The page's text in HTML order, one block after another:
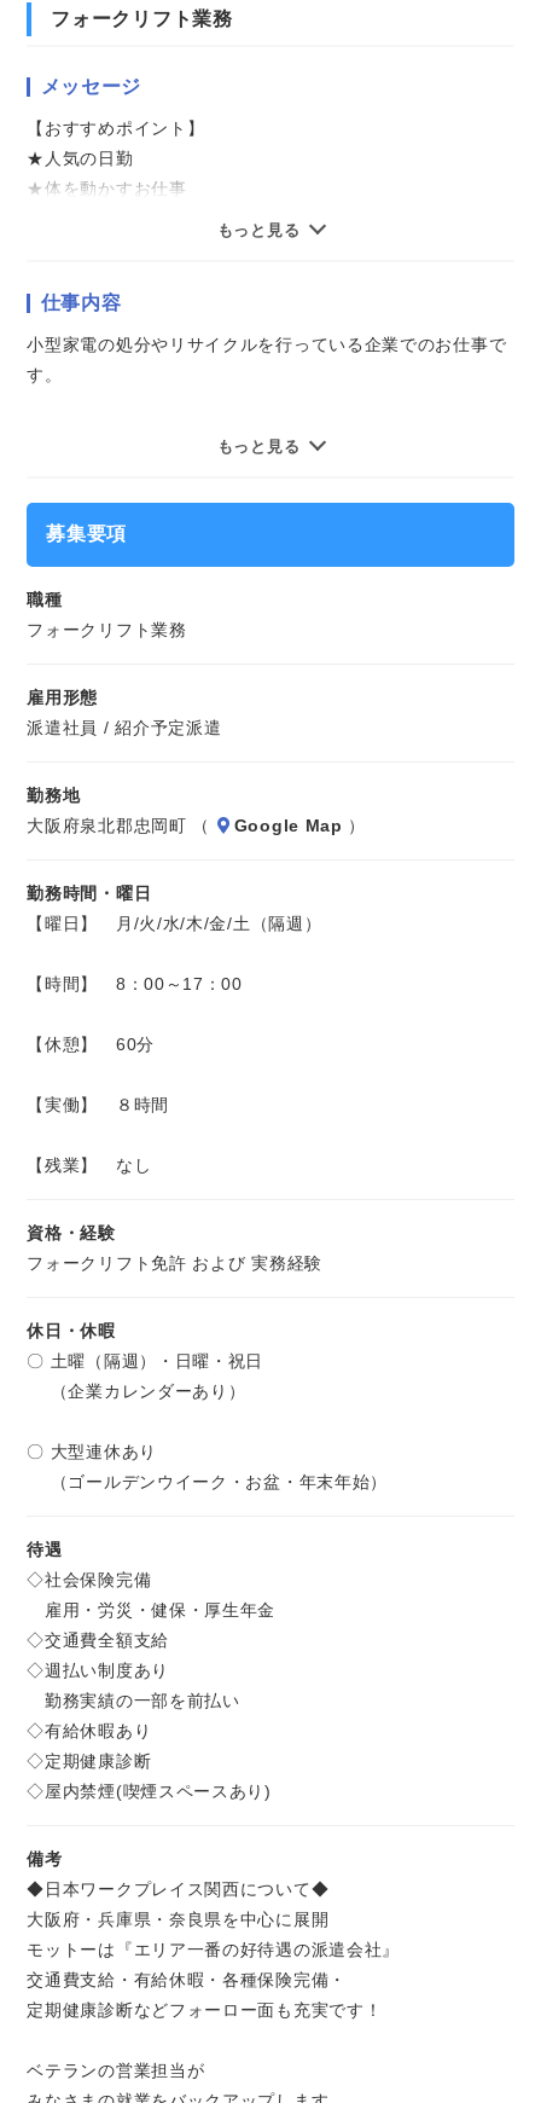
フォークリフト業務
メッセージ
【おすすめポイント】
★人気の日勤
★体を動かすお仕事
気になることやご質問はお問い合わせだけも大歓迎☆彡
ご応募心よりお待ちしております（・ω・）ノ
もっと見る
仕事内容
小型家電の処分やリサイクルを行っている企業でのお仕事で
す。
カウンターリフトを使って小型家電を仕分け場へ運搬したり
もっと見る
募集要項
職種
フォークリフト業務
雇用形態
派遣社員 / 紹介予定派遣
勤務地
大阪府泉北郡忠岡町 （
Google Map ）
勤務時間・曜日
【曜日】 月/火/水/木/金/土（隔週）
【時間】 8：00～17：00
【休憩】 60分
【実働】 ８時間
【残業】 なし
資格・経験
フォークリフト免許 および 実務経験
休日・休暇
〇 土曜（隔週）・日曜・祝日
（企業カレンダーあり）
〇 大型連休あり
（ゴールデンウイーク・お盆・年末年始）
待遇
◇社会保険完備
雇用・労災・健保・厚生年金
◇交通費全額支給
◇週払い制度あり
勤務実績の一部を前払い
◇有給休暇あり
◇定期健康診断
◇屋内禁煙(喫煙スペースあり)
備考
◆日本ワークプレイス関西について◆
大阪府・兵庫県・奈良県を中心に展開
モットーは『エリア一番の好待遇の派遣会社』
交通費支給・有給休暇・各種保険完備・
定期健康診断などフォーロー面も充実です！
ベテランの営業担当が